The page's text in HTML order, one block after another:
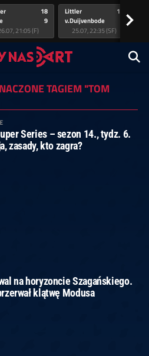
18
9
21:05 (F)
Littler
v.Duijvenbode
17
25.07, 22:35 (SF)
>
TAGIEM "TOM
Series – sezon 14., tydz. 6.
zasady, kto zagra?
na horyzoncie Szagańskiego.
klątwę Modusa